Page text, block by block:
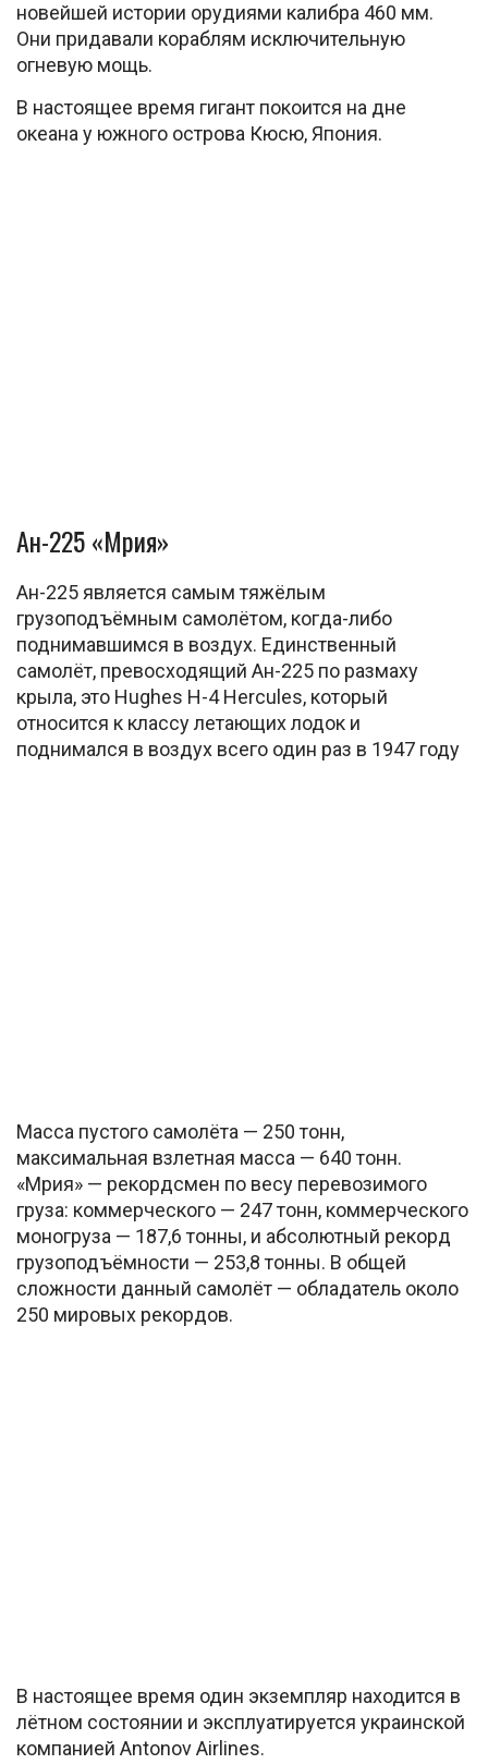
новейшей истории орудиями калибра 460 мм.
Они придавали кораблям исключительную
огневую мощь.
В настоящее время гигант покоится на дне
океана у южного острова Кюсю, Япония.
Ан-225 «Мрия»
Ан-225 является самым тяжёлым
грузоподъёмным самолётом, когда-либо
поднимавшимся в воздух. Единственный
самолёт, превосходящий Ан-225 по размаху
крыла, это Hughes H-4 Hercules, который
относится к классу летающих лодок и
поднимался в воздух всего один раз в 1947 году
Масса пустого самолёта — 250 тонн,
максимальная взлетная масса — 640 тонн.
«Мрия» — рекордсмен по весу перевозимого
груза: коммерческого — 247 тонн, коммерческого
моногруза — 187,6 тонны, и абсолютный рекорд
грузоподъёмности — 253,8 тонны. В общей
сложности данный самолёт — обладатель около
250 мировых рекордов.
В настоящее время один экземпляр находится в
лётном состоянии и эксплуатируется украинской
компанией Antonov Airlines.